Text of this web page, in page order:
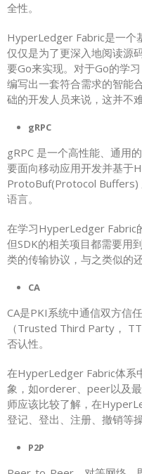
全性。
HyperLedger Fabric是一个
仅仅是为了更深入地阅读源
要Go来实现。对于Go的学
编写出一套符合需求的智能
础的开发人员来说，这并不难
gRPC
gRPC 是一个高性能、通用
要面向移动应用开发并基于
ProtoBuf(Protocol Buffers)
语言。
在学习HyperLedger Fabric
但SDK的相关项目都需要用
类的传输协议，与之类似的
CA
CA是PKI系统中通信双方信
（Trusted Third Party，
否认性。
在HyperLedger Fabric体系
象，如orderer、peer以及
师应该比较了解，在
登记、登出、注册、撤销等操
P2P